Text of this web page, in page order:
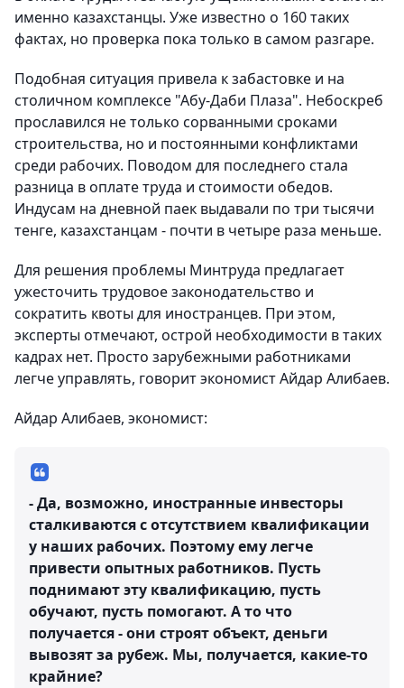
именно казахстанцы. Уже известно о 160 таких
фактах, но проверка пока только в самом разгаре.
Подобная ситуация привела к забастовке и на
столичном комплексе "Абу-Даби Плаза". Небоскреб
прославился не только сорванными сроками
строительства, но и постоянными конфликтами
среди рабочих. Поводом для последнего стала
разница в оплате труда и стоимости обедов.
Индусам на дневной паек выдавали по три тысячи
тенге, казахстанцам - почти в четыре раза меньше.
Для решения проблемы Минтруда предлагает
ужесточить трудовое законодательство и
сократить квоты для иностранцев. При этом,
эксперты отмечают, острой необходимости в таких
кадрах нет. Просто зарубежными работниками
легче управлять, говорит экономист Айдар Алибаев.
Айдар Алибаев, экономист:
- Да, возможно, иностранные инвесторы
сталкиваются с отсутствием квалификации
у наших рабочих. Поэтому ему легче
привести опытных работников. Пусть
поднимают эту квалификацию, пусть
обучают, пусть помогают. А то что
получается - они строят объект, деньги
вывозят за рубеж. Мы, получается, какие-то
крайние?